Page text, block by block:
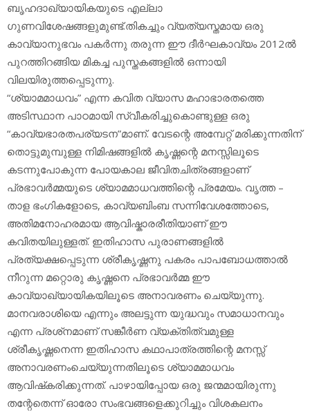
ബൃഹദാഖ്യായികയുടെ എല്ലാ
ഗുണവിശേഷങ്ങളുമുണ്ട്.തികച്ചും വ്യത്യസ്തമായ ഒരു
കാവ്യാനുഭവം പകർന്നു തരുന്ന ഈ ദീർഘകാവ്യം 2012ൽ
പുറത്തിറങ്ങിയ മികച്ച പുസ്തകങ്ങളിൽ ഒന്നായി
വിലയിരുത്തപ്പെടുന്നു.
“ശ്യാമമാധവം” എന്ന കവിത വ്യാസ മഹാഭാരതത്തെ
അടിസ്ഥാന പാഠമായി സ്വീകരിച്ചുകൊണ്ടുള്ള ഒരു
“കാവ്യഭാരതപര്യടന”മാണ്. വേടന്റെ അമ്പേറ്റ് മരിക്കുന്നതിന്
തൊട്ടുമുമ്പുള്ള നിമിഷങ്ങളിൽ കൃഷ്ണന്റെ മനസ്സിലൂടെ
കടന്നുപോകുന്ന പോയകാല ജീവിതചിത്രങ്ങളാണ്
പ്രഭാവർമ്മയുടെ ശ്യാമമാധവത്തിന്റെ പ്രമേയം. വൃത്ത –
താള ഭംഗികളോടെ, കാവ്യബിംബ സന്നിവേശത്തോടെ,
അതിമനോഹരമായ ആവിഷ്കാരരീതിയാണ് ഈ
കവിതയിലുള്ളത്. ഇതിഹാസ പുരാണങ്ങളിൽ
പ്രത്യക്ഷപ്പെടുന്ന ശ്രീകൃഷ്ണനു പകരം പാപബോധത്താൽ
നീറുന്ന മറ്റൊരു കൃഷ്ണനെ പ്രഭാവർമ്മ ഈ
കാവ്യാഖ്യായികയിലൂടെ അനാവരണം ചെയ്യുന്നു.
മാനവരാശിയെ എന്നും അലട്ടുന്ന യുദ്ധവും സമാധാനവും
എന്ന പ്രശ്‌നമാണ് സങ്കീർണ വ്യക്തിത്വമുള്ള
ശ്രീകൃഷ്ണനെന്ന ഇതിഹാസ കഥാപാത്രത്തിന്റെ മനസ്സ്
അനാവരണംചെയ്യുന്നതിലൂടെ ശ്യാമമാധവം
ആവിഷ്‌കരിക്കുന്നത്. പാഴായിപ്പോയ ഒരു ജന്മമായിരുന്നു
തന്റേതെന്ന് ഓരോ സംഭവങ്ങളെക്കുറിച്ചും വിശകലനം